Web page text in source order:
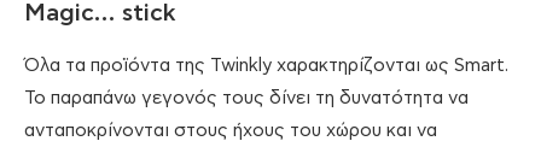
Magic… stick
Όλα τα προϊόντα της Twinkly χαρακτηρίζονται ως Smart.
Το παραπάνω γεγονός τους δίνει τη δυνατότητα να
ανταποκρίνονται στους ήχους του χώρου και να